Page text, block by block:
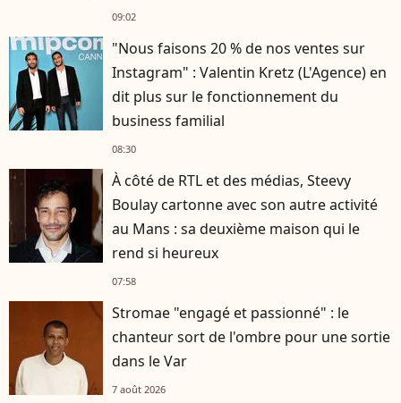
09:02
"Nous faisons 20 % de nos ventes sur
Instagram" : Valentin Kretz (L'Agence) en
dit plus sur le fonctionnement du
business familial
08:30
À côté de RTL et des médias, Steevy
Boulay cartonne avec son autre activité
au Mans : sa deuxième maison qui le
rend si heureux
07:58
Stromae "engagé et passionné" : le
chanteur sort de l'ombre pour une sortie
dans le Var
7 août 2026